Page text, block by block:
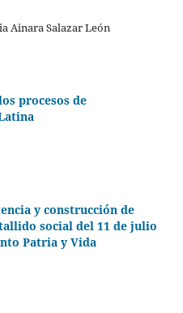
Ainara Salazar León
procesos de
y construcción de
social del 11 de julio
Patria y Vida